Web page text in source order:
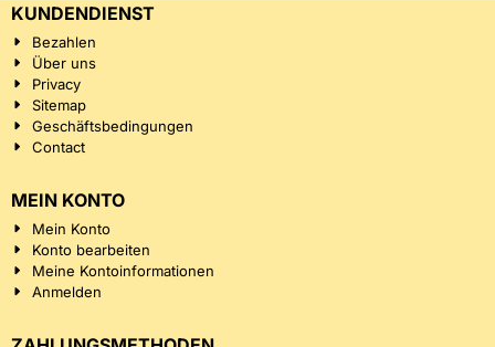
KUNDENDIENST
Bezahlen
Über uns
Privacy
Sitemap
Geschäftsbedingungen
Contact
MEIN KONTO
Mein Konto
Konto bearbeiten
Meine Kontoinformationen
Anmelden